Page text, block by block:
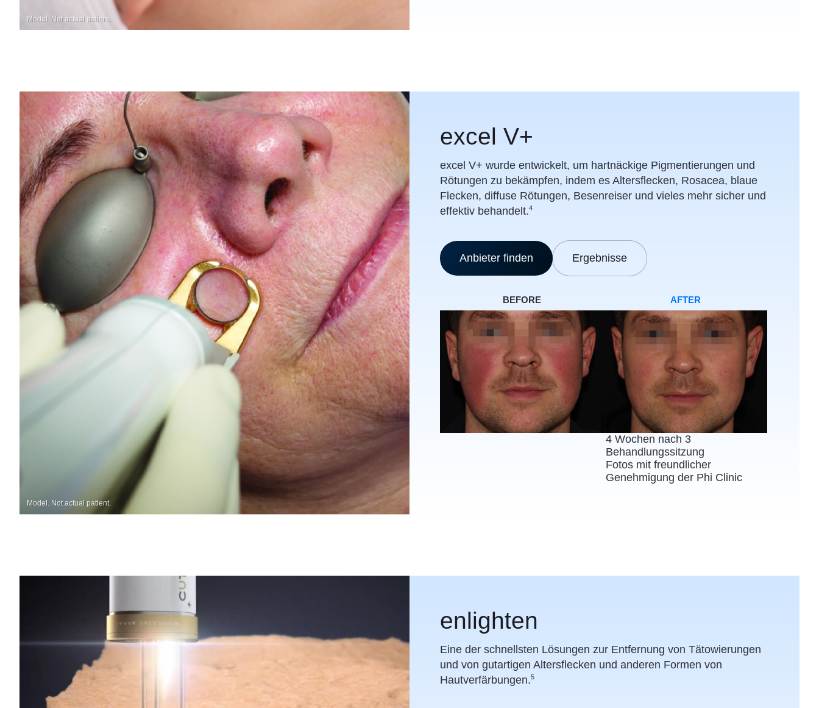
Model. Not actual patient.
excel V+
excel V+ wurde entwickelt, um hartnäckige Pigmentierungen und
Rötungen zu bekämpfen, indem es Altersflecken, Rosacea, blaue
Flecken, diffuse Rötungen, Besenreiser und vieles mehr sicher und
effektiv behandelt.4
Anbieter finden Ergebnisse
BEFORE AFTER
4 Wochen nach 3
Behandlungssitzung
Fotos mit freundlicher
Genehmigung der Phi Clinic
Model. Not actual patient.
enlighten
Eine der schnellsten Lösungen zur Entfernung von Tätowierungen
und von gutartigen Altersflecken und anderen Formen von
Hautverfärbungen.5